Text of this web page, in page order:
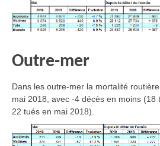
Outre-mer
Dans les outre-mer la mortalité
mai 2018, avec -4 décès en moins
22 tués en mai 2018).